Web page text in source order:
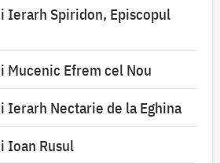
Ierarh Spiridon, Episcopul
Mucenic Efrem cel Nou
Ierarh Nectarie de la Eghina
Ioan Rusul